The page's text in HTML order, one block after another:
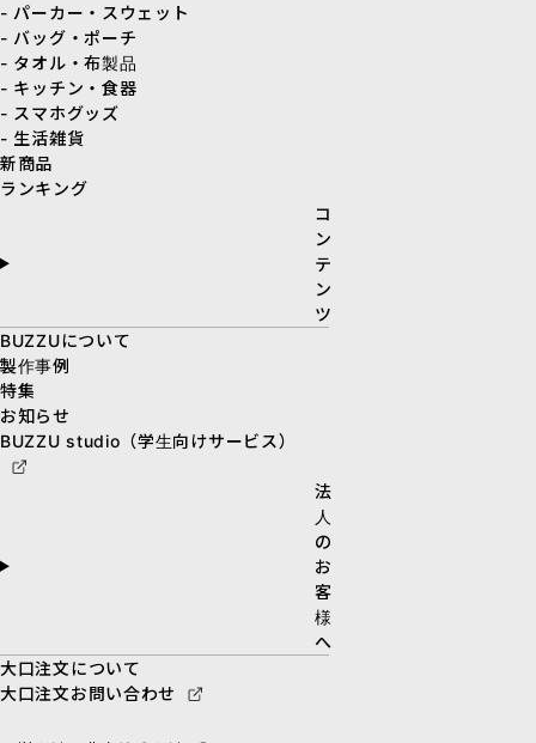
- パーカー・スウェット
- バッグ・ポーチ
- タオル・布製品
- キッチン・食器
- スマホグッズ
- 生活雑貨
新商品
ランキング
コ
ン
テ
ン
ツ
BUZZUについて
製作事例
特集
お知らせ
BUZZU studio（学生向けサービス）
法
人
の
お
客
様
へ
大口注文について
大口注文お問い合わせ